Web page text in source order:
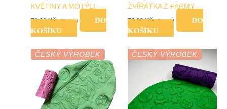
KVĚTINY A MOTÝLI
79,00Kč vč. DPH
DO
KOŠÍKU
ZVÍŘÁTKA Z FARMY
79,00Kč vč. DPH
DO
KOŠÍKU
ČESKÝ VÝROBEK ČESKÝ VÝROBEK